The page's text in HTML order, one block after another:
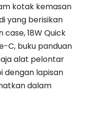
kotak kemasan
yang berisikan
18W Quick
C, buku panduan
alat pelontar
dengan lapisan
dalam